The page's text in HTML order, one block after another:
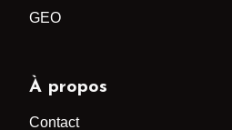
GEO
À propos
Contact